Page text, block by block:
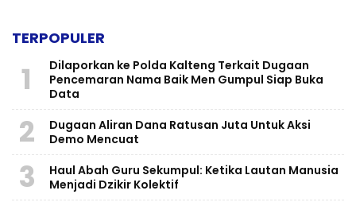
TERPOPULER
1
Dilaporkan ke Polda Kalteng Terkait Dugaan
Pencemaran Nama Baik Men Gumpul Siap Buka
Data
2
Dugaan Aliran Dana Ratusan Juta Untuk Aksi
Demo Mencuat
3
Haul Abah Guru Sekumpul: Ketika Lautan Manusia
Menjadi Dzikir Kolektif